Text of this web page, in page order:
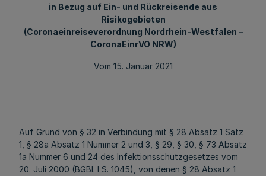
in Bezug auf Ein- und Rückreisende aus
Risikogebieten
(Coronaeinreiseverordnung Nordrhein-Westfalen –
CoronaEinrVO NRW)
Vom 15. Januar 2021
Auf Grund von § 32 in Verbindung mit § 28 Absatz 1 Satz
1, § 28a Absatz 1 Nummer 2 und 3, § 29, § 30, § 73 Absatz
1a Nummer 6 und 24 des Infektionsschutzgesetzes vom
20. Juli 2000 (BGBl. I S. 1045), von denen § 28 Absatz 1